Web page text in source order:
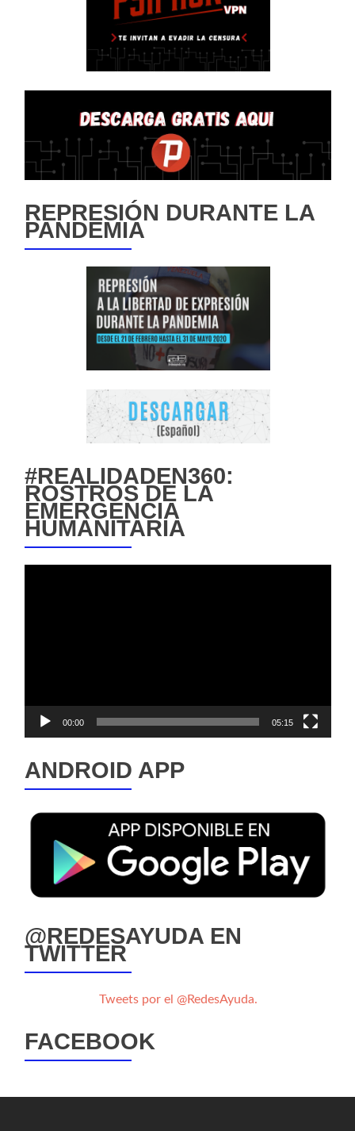
REPRESIÓN DURANTE LA
PANDEMIA
#REALIDADEN360:
ROSTROS DE LA
EMERGENCIA
HUMANITARIA
00:00 05:15
ANDROID APP
@REDESAYUDA EN
TWITTER
Tweets por el @RedesAyuda.
FACEBOOK